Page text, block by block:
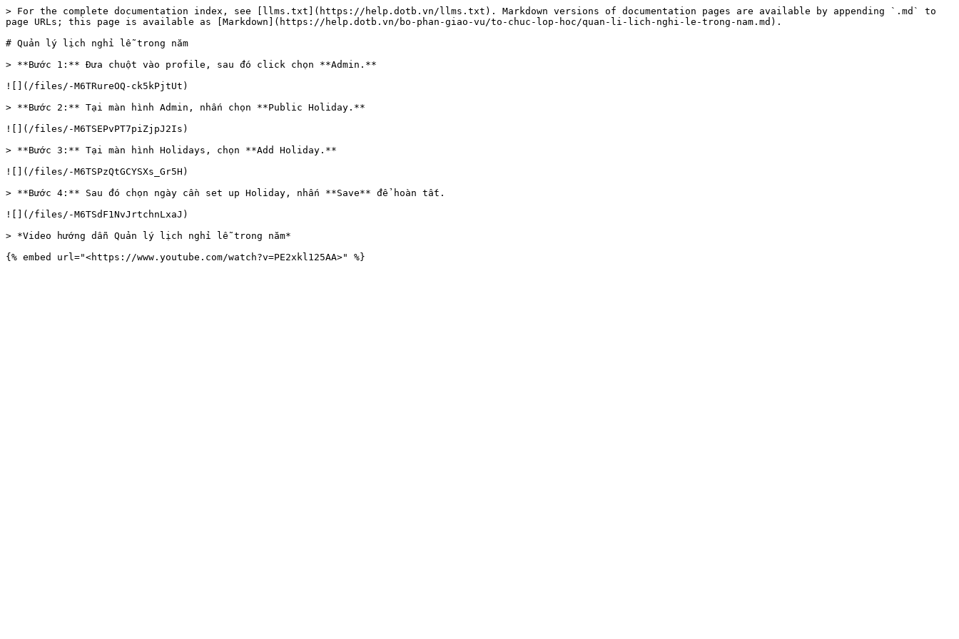
> For the complete documentation index, see [llms.txt](https://help.dotb.vn/llms.txt). Markdown versions of documentation pages are available by appending `.md` to
page URLs; this page is available as [Markdown](https://help.dotb.vn/bo-phan-giao-vu/to-chuc-lop-hoc/quan-li-lich-nghi-le-trong-nam.md).
# Quản lý lịch nghỉ lễ trong năm
> **Bước 1:** Đưa chuột vào profile, sau đó click chọn **Admin.**
![](/files/-M6TRureOQ-ck5kPjtUt)
> **Bước 2:** Tại màn hình Admin, nhấn chọn **Public Holiday.**
![](/files/-M6TSEPvPT7piZjpJ2Is)
> **Bước 3:** Tại màn hình Holidays, chọn **Add Holiday.**
![](/files/-M6TSPzQtGCYSXs_Gr5H)
> **Bước 4:** Sau đó chọn ngày cần set up Holiday, nhấn **Save** để hoàn tất.
![](/files/-M6TSdF1NvJrtchnLxaJ)
> *Video hướng dẫn Quản lý lịch nghỉ lễ trong năm*